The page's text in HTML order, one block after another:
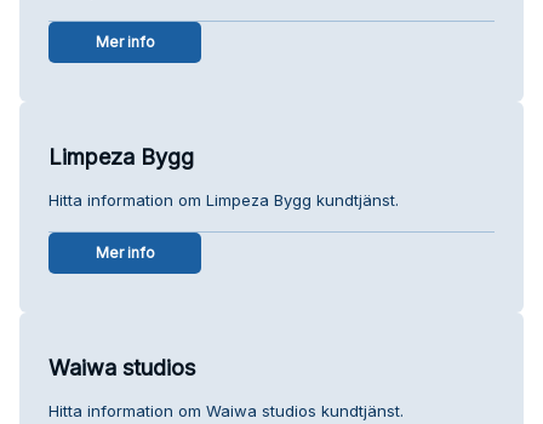
Mer info
Limpeza Bygg
Hitta information om Limpeza Bygg kundtjänst.
Mer info
Waiwa studios
Hitta information om Waiwa studios kundtjänst.